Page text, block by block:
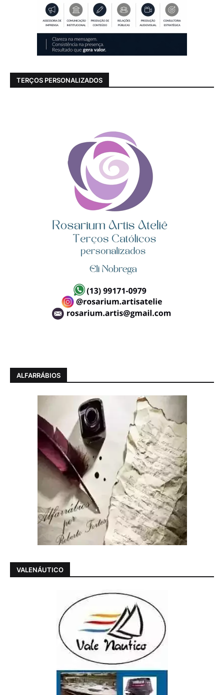
TERÇOS PERSONALIZADOS
ALFARRÁBIOS
VALENÁUTICO